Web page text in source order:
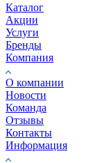
Каталог
Акции
Услуги
Бренды
Компания
О компании
Новости
Команда
Отзывы
Контакты
Информация